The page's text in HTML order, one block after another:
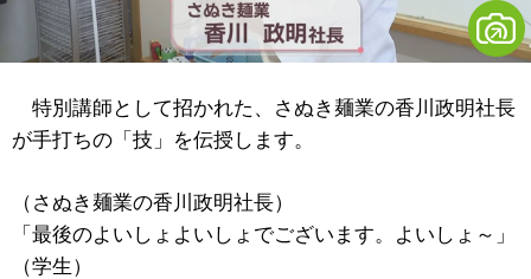
特別講師として招かれた、さぬき麺業の香川政明社長
が手打ちの「技」を伝授します。
（さぬき麺業の香川政明社長）
「最後のよいしょよいしょでございます。よいしょ～」
（学生）